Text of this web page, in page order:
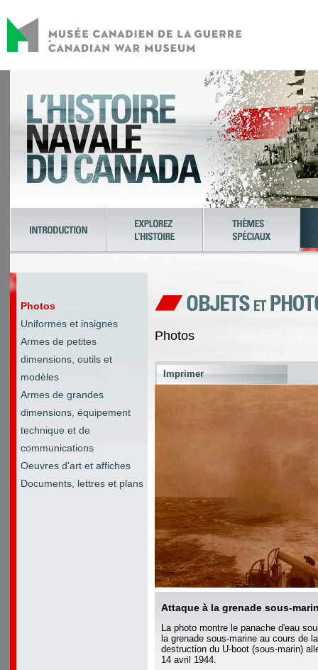
Photos
Uniformes et insignes
Armes de petites
dimensions, outils et
modèles
Armes de grandes
dimensions, équipement
technique et de
communications
Oeuvres d'art et affiches
Documents, lettres et plans
Photos
Imprimer
Attaque à la grenade sous-
La photo montre le panache d'eau
la grenade sous-marine au cours de
destruction du U-boot (sous-marin)
14 avril 1944.